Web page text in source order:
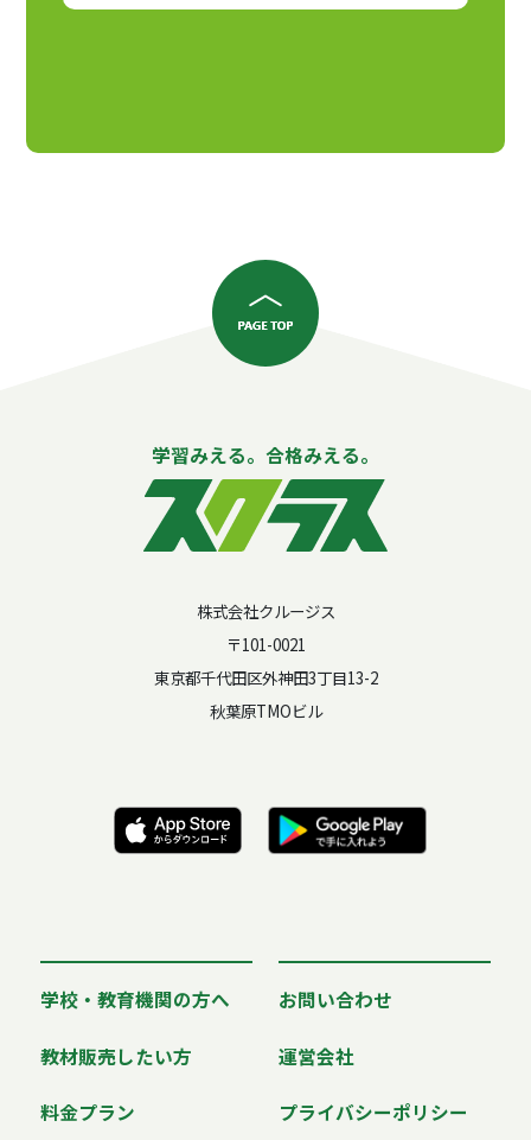
学習みえる。合格みえる。
株式会社クルージス
〒101-0021
東京都千代田区外神田3丁目13-2
秋葉原TMOビル
学校・教育機関の方へ
教材販売したい方
料金プラン
お問い合わせ
運営会社
プライバシーポリシー